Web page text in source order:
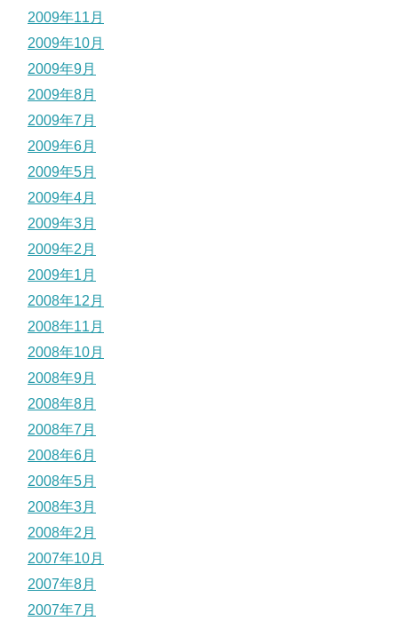
2009年11月
2009年10月
2009年9月
2009年8月
2009年7月
2009年6月
2009年5月
2009年4月
2009年3月
2009年2月
2009年1月
2008年12月
2008年11月
2008年10月
2008年9月
2008年8月
2008年7月
2008年6月
2008年5月
2008年3月
2008年2月
2007年10月
2007年8月
2007年7月